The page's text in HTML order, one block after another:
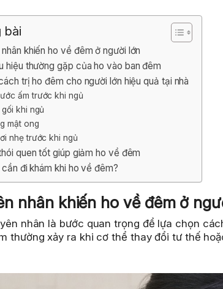
bài
khiến ho về đêm ở người lớn
hiệu thường gặp của ho vào ban đêm
trị ho đêm cho người lớn hiệu quả tại nhà
ấm trước khi ngủ
gối khi ngủ
mật ong
nhẹ trước khi ngủ
quen tốt giúp giảm ho về đêm
đi khám khi ho về đêm?
nhân khiến ho về đêm ở
nhân là bước quan trọng để lựa chọn
thường xảy ra khi cơ thể thay đổi tư thế